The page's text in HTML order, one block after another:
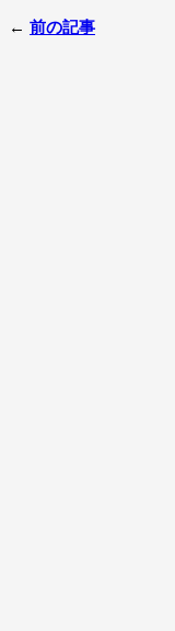
← 前の記事